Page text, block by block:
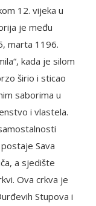
12. vijeka u
je među
marta 1196.
kada je silom
širio i sticao
saborima u
i vlastela.
Sava
a sjedište
Ova crkva je
Stupova i